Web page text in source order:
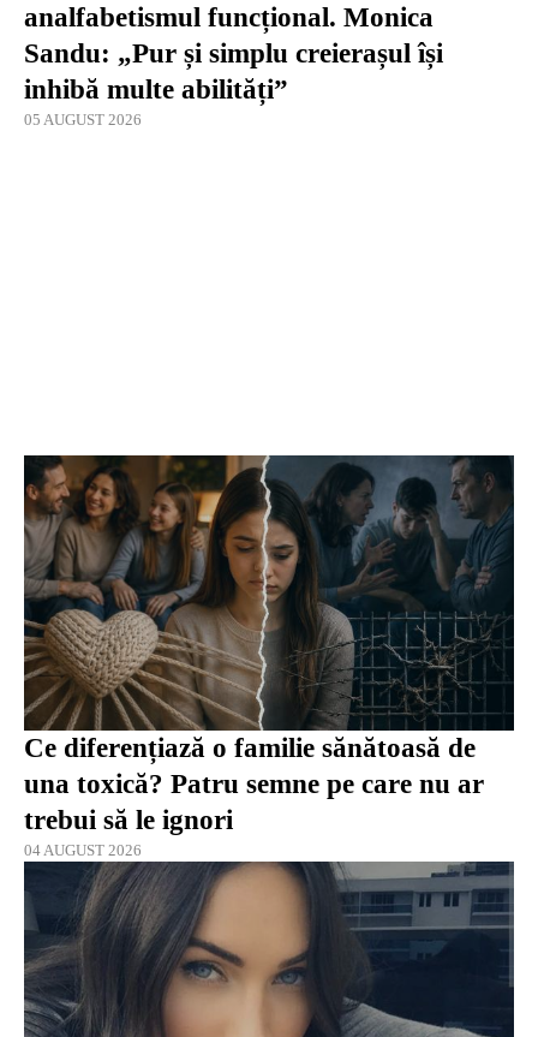
analfabetismul funcțional. Monica
Sandu: „Pur și simplu creierașul își
inhibă multe abilități”
05 AUGUST 2026
Ce diferențiază o familie sănătoasă de
una toxică? Patru semne pe care nu ar
trebui să le ignori
04 AUGUST 2026